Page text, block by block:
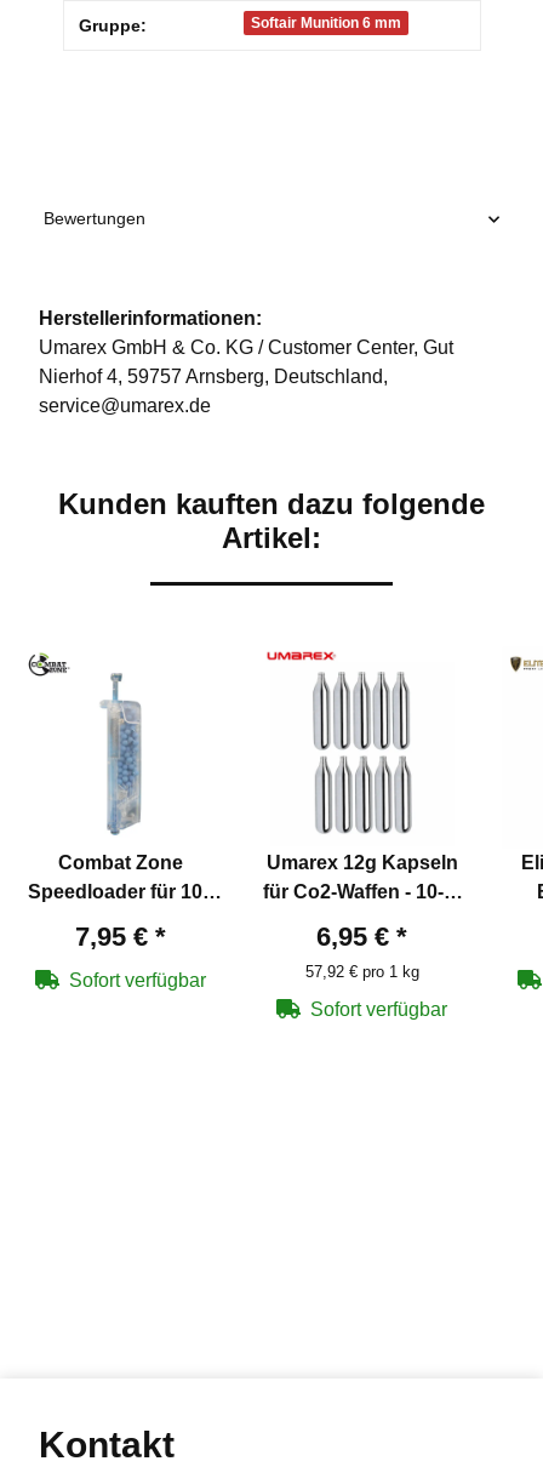
Produkteigenschaft
Wert
Gruppe: Softair Munition 6 mm
Bewertungen
Herstellerinformationen:
Umarex GmbH & Co. KG / Customer Center, Gut
Nierhof 4, 59757 Arnsberg, Deutschland,
service@umarex.de
Kunden kauften dazu folgende
Artikel:
Combat Zone
Speedloader für 100
mm
7,95 € *
Sofort verfügbar
Umarex 12g Kapseln
für Co2-Waffen - 10-er
6,95 € *
57,92 € pro 1 kg
Sofort verfügbar
Kontakt